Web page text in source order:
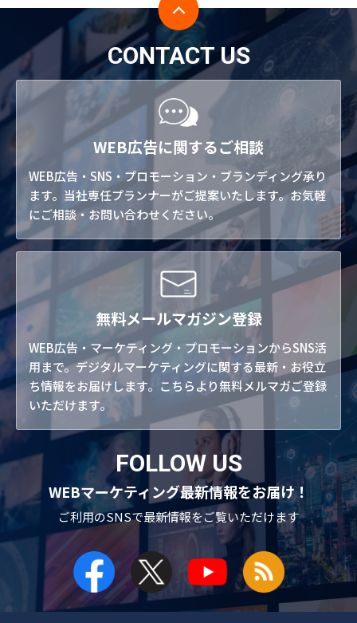
CONTACT US
WEB広告に関するご相談
WEB広告・SNS・プロモーション・ブランディング承り
ます。当社専任プランナーがご提案いたします。お気軽
にご相談・お問い合わせください。
無料メールマガジン登録
WEB広告・マーケティング・プロモーションからSNS活
用まで。デジタルマーケティングに関する最新・お役立
ち情報をお届けします。こちらより無料メルマガご登録
いただけます。
FOLLOW US
WEBマーケティング最新情報をお届け！
ご利用のSNSで最新情報をご覧いただけます